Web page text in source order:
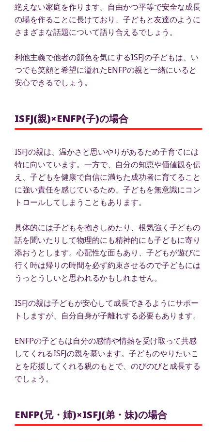
絶えない家庭を作ります。自由かつ平等で安全な成長
の場を作ることに長けており、子どもと友達のように
さまざまな話題について語り合えるでしょう。
利他主義で他者の顔色を気にするISFJの子どもは、い
つでも笑顔と希望に溢れたENFPの親と一緒にいると
安心できるでしょう。
ISFJ(親)×ENFP(子)の場合
ISFJの親は、温かさと思いやりがあるため子育てには
特に向いています。一方で、自分の知恵や価値観を伝
え、子どもを健康で自信に満ちた成功者に育てること
に強い責任を感じているため、子どもを無意識にコン
トロールしてしまうこともあります。
具体的には子どもを抱きしめたり、根気強く子どもの
話を聞いたりして物理的にも精神的にも子どもに寄り
添おうとします。心配性な面もあり、子どもが遊びに
行く時は帰りの時間を必ず約束させるので子どもには
うっとうしいと思われるかもしれません。
ISFJの親は子どもが安心して成長できるようにサポー
トしますが、自分自身が子離れする必要もあります。
ENFPの子どもは自分の感情や情熱を受け取って共感
してくれるISFJの親を慕います。子どものやりたいこ
とを応援してくれる親のもとで、のびのびと成長する
でしょう。
ENFP(兄・姉)×ISFJ(弟・妹)の場合